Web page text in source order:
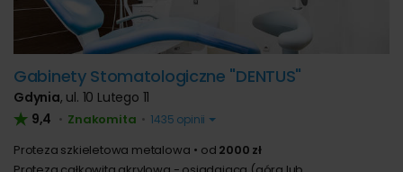
Gabinety Stomatologiczne "DENTUS"
Gdynia, ul. 10 Lutego 11
9,4 • Znakomita • 1435 opinii
Proteza szkieletowa metalowa od 2000 zł